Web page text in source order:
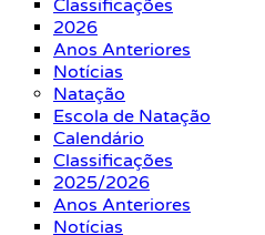
Classificações
2026
Anos Anteriores
Notícias
Natação
Escola de Natação
Calendário
Classificações
2025/2026
Anos Anteriores
Notícias